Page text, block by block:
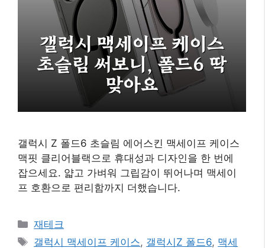
갤럭시 Z 폴드6 초슬림 에어스킨 맥세이프 케이스
맥핏 클리어블랙으로 휴대성과 디자인을 한 번에
잡으세요. 얇고 가벼워 그립감이 뛰어나며 맥세이
프 호환으로 편리함까지 더했습니다.
카
테
재테크
태
갤럭시 맥세이프 케이스, 갤럭시Z 폴드6, 맥세